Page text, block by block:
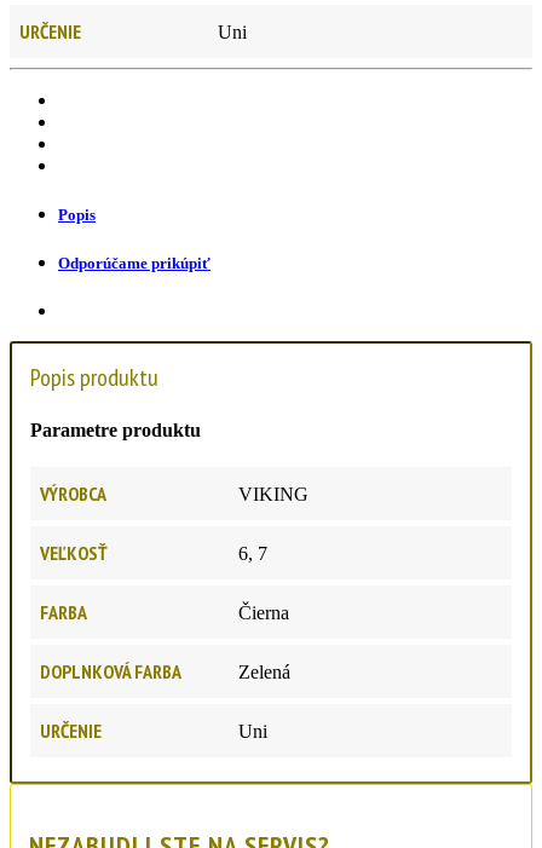
URČENIE Uni
Popis
Odporúčame prikúpiť
Popis produktu
Parametre produktu
VÝROBCA VIKING
VEĽKOSŤ 6, 7
FARBA Čierna
DOPLNKOVÁ FARBA Zelená
URČENIE Uni